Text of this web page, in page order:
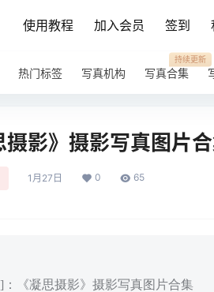
使用教程 加入会员 签到
热门标签 写真机构 写真合集
持续更新
摄影》摄影写真图片
1月27日 0 65
：《凝思摄影》摄影写真图片合集